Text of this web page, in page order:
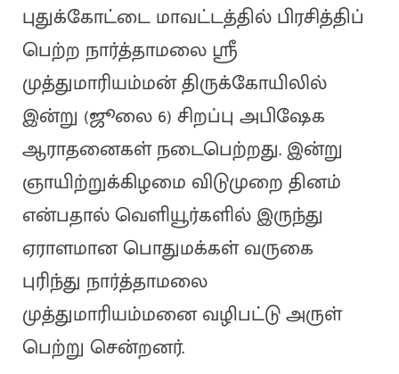
புதுக்கோட்டை மாவட்டத்தில் பிரசித்திப்
பெற்ற நார்த்தாமலை ஸ்ரீ
முத்துமாரியம்மன் திருக்கோயிலில்
இன்று (ஜூலை 6) சிறப்பு அபிஷேக
ஆராதனைகள் நடைபெற்றது. இன்று
ஞாயிற்றுக்கிழமை விடுமுறை தினம்
என்பதால் வெளியூர்களில் இருந்து
ஏராளமான பொதுமக்கள் வருகை
புரிந்து நார்த்தாமலை
முத்துமாரியம்மனை வழிபட்டு அருள்
பெற்று சென்றனர்.